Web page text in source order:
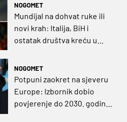
NOGOMET
Mundijal na dohvat ruke ili
novi krah: Italija, BiH i
ostatak društva kreću u
NOGOMET
Potpuni zaokret na sjeveru
Europe: Izbornik dobio
povjerenje do 2030. godine